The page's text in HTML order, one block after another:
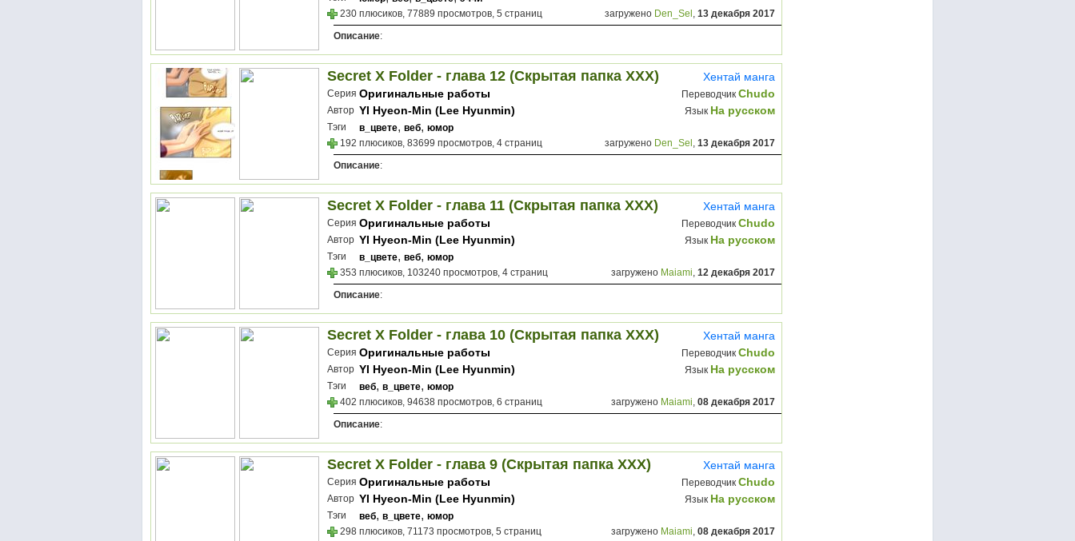
230 плюсиков, 77889 просмотров, 5 страниц
загружено Den_Sel , 13 декабря 2017
Описание:
Хентай манга
Secret X Folder - глава 12 (Скрытая папка ХХХ)
Серия Оригинальные работы Переводчик Chudo
Автор YI Hyeon-Min (Lee Hyunmin) Язык На русском
Тэги в_цвете, веб, юмор
192 плюсиков, 83699 просмотров, 4 страниц
загружено Den_Sel , 13 декабря 2017
Описание:
Хентай манга
Secret X Folder - глава 11 (Скрытая папка ХХХ)
Серия Оригинальные работы Переводчик Chudo
Автор YI Hyeon-Min (Lee Hyunmin) Язык На русском
Тэги в_цвете, веб, юмор
353 плюсиков, 103240 просмотров, 4 страниц
загружено Maiami, 12 декабря 2017
Описание:
Хентай манга
Secret X Folder - глава 10 (Скрытая папка ХХХ)
Серия Оригинальные работы Переводчик Chudo
Автор YI Hyeon-Min (Lee Hyunmin) Язык На русском
Тэги веб, в_цвете, юмор
402 плюсиков, 94638 просмотров, 6 страниц
загружено Maiami, 08 декабря 2017
Описание:
Хентай манга
Secret X Folder - глава 9 (Скрытая папка ХХХ)
Серия Оригинальные работы Переводчик Chudo
Автор YI Hyeon-Min (Lee Hyunmin) Язык На русском
Тэги веб, в_цвете, юмор
298 плюсиков, 71173 просмотров, 5 страниц
загружено Maiami, 08 декабря 2017